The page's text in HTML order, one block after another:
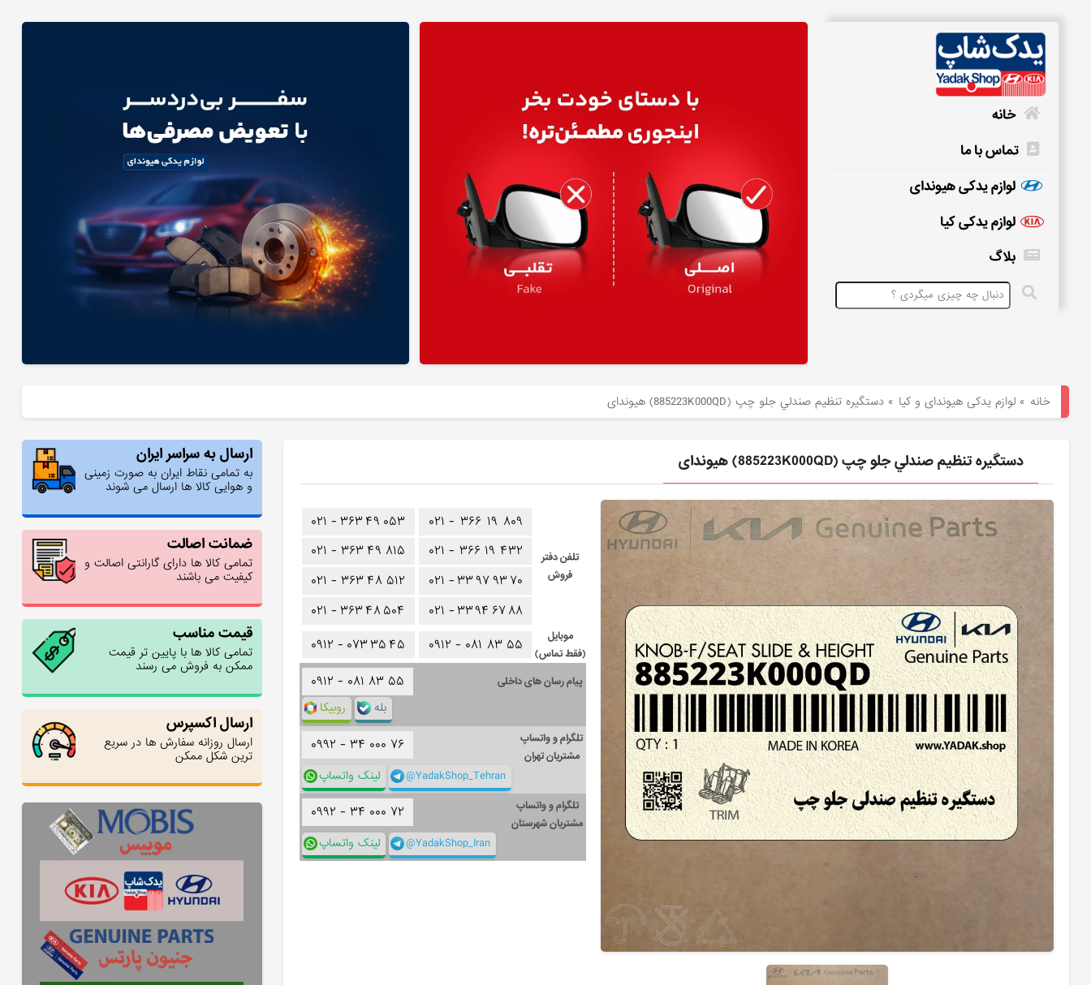
لوازم
خانه
تماس با ما
لوازم یدکی هیوندای
لوازم یدکی کیا
بلاگ
خانه »لوازم یدکی هیوندای و کیا »دستگيره تنظيم صندلي جلو چپ (885223K000QD) هیوندای
ارسال به سراسر ایران
به تمامی نقاط ایران به صورت زمینی
و هوایی کالا ها ارسال می شوند
ضمانت اصالت
تمامی کالا ها دارای گارانتی اصالت و
کیفیت می باشند
قیمت مناسب
تمامی کالا ها با پایین تر قیمت
ممکن به فروش می رسند
ارسال اکسپرس
ارسال روزانه سفارش ها در سریع
ترین شکل ممکن
دستگيره تنظيم صندلي جلو چپ (885223K000QD) هیوندای
تلفن دفتر
فروش
۰۲۱ - ۳۶۶ ۱۹ ۸۰۹
۰۲۱ - ۳۶۶ ۱۹ ۴۳۲
۰۲۱ -۳۳۹۷۹۳۷۰
۰۲۱ -۳۳۹۴ ۶۷۸۸
۰۲۱ - ۳۶۳۴۹ ۰۵۳
۰۲۱ - ۳۶۳ ۴۹ ۸۱۵
۰۲۱ - ۳۶۳ ۴۸ ۵۱۲
۰۲۱ - ۳۶۳۴۸۵۰۴
موبایل
(فقط تماس)
۰۹۱۲ - ۰۸۱ ۸۳ ۵۵ ۰۹۱۲ - ۰۷۳۳۵ ۴۵
پیام رسان های داخلی ۰۹۱۲ - ۰۸۱ ۸۳ ۵۵
روبیکا بله
تلگرام و واتساپ
مشتریان تهران
۰۹۹۲ - ۳۴ ۰۰۰ ۷۶
لینک واتساپ @YadakShop_Tehran
تلگرام و واتساپ
مشتریان شهرستان
۰۹۹۲ - ۳۴ ۰۰۰ ۷۲
لینک واتساپ @YadakShop_Iran